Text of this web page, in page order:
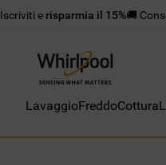
Iscriviti e risparmia il 15%🚚
LavaggioFreddoCottura